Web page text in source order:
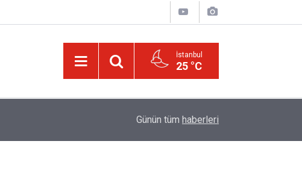
İstanbul
25 °C
Türkiye, Suudi Arabistan ve Pakistan Ortak
Günün tüm haberleri